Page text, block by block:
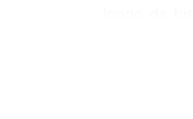
os
participam